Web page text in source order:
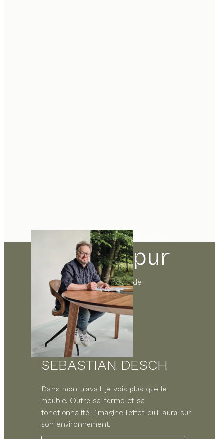
pur
de
SEBASTIAN DESCH
Dans mon travail, je vois plus que le
meuble. Outre sa forme et sa
fonctionnalité, j’imagine l’effet qu’il aura sur
son environnement.